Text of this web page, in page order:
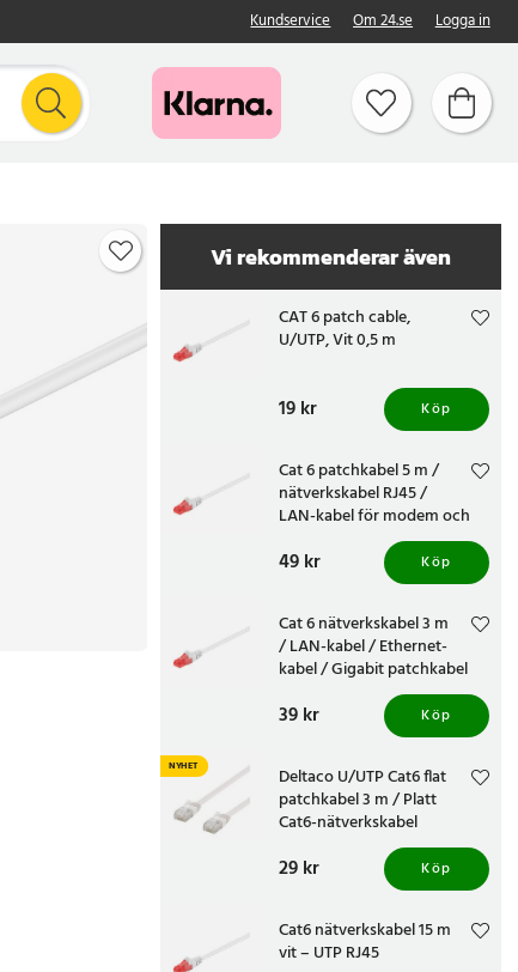
Kundservice Om 24.se Logga in
Vi rekommenderar även
CAT 6 patch cable,
U/UTP, Vit 0,5 m
Pris:19 kr
19 kr Köp
Cat 6 patchkabel 5 m /
nätverkskabel RJ45 /
LAN-kabel för modem och
Pris:49 kr
49 kr Köp
Cat 6 nätverkskabel 3 m
/ LAN-kabel / Ethernet-
kabel / Gigabit patchkabel
Pris:39 kr
39 kr Köp
NYHET
Deltaco U/UTP Cat6 flat
patchkabel 3 m / Platt
Cat6-nätverkskabel
Pris:29 kr
29 kr Köp
Cat6 nätverkskabel 15 m
vit – UTP RJ45